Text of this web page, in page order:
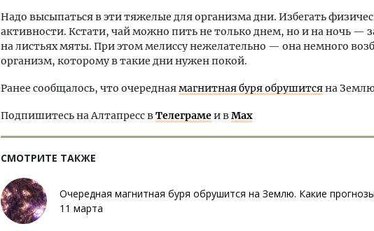
Надо высыпаться в эти тяжелые для организма дни. Избегать
активности. Кстати, чай можно пить не только днем, но и на ночь —
на листьях мяты. При этом мелиссу нежелательно — она немного
организм, которому в такие дни нужен покой.
Ранее сообщалось, что очереднаямагнитная буря обрушитсяна
Подпишитесь на Алтапресс вТелеграмеи вMax
СМОТРИТЕ ТАКЖЕ
Очередная магнитная буря обрушится на Землю. Какие
11 марта